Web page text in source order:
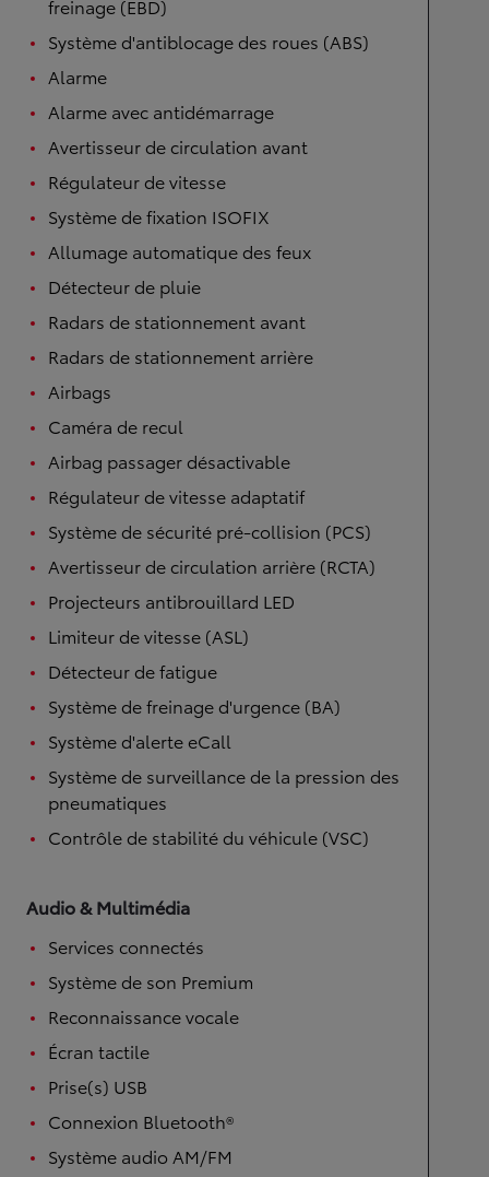
freinage (EBD)
Système d'antiblocage des roues (ABS)
Alarme
Alarme avec antidémarrage
Avertisseur de circulation avant
Régulateur de vitesse
Système de fixation ISOFIX
Allumage automatique des feux
Détecteur de pluie
Radars de stationnement avant
Radars de stationnement arrière
Airbags
Caméra de recul
Airbag passager désactivable
Régulateur de vitesse adaptatif
Système de sécurité pré-collision (PCS)
Avertisseur de circulation arrière (RCTA)
Projecteurs antibrouillard LED
Limiteur de vitesse (ASL)
Détecteur de fatigue
Système de freinage d'urgence (BA)
Système d'alerte eCall
Système de surveillance de la pression des
pneumatiques
Contrôle de stabilité du véhicule (VSC)
Audio & Multimédia
Services connectés
Système de son Premium
Reconnaissance vocale
Écran tactile
Prise(s) USB
Connexion Bluetooth®
Système audio AM/FM